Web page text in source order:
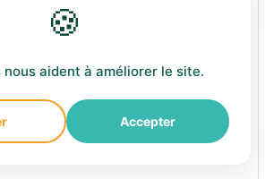
🍪
nous aident à améliorer le site.
Accepter